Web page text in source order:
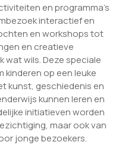
en programma’s
interactief en
en workshops tot
en creatieve
wat wils. Deze speciale
op een leuke
kunst, geschiedenis en
kunnen leren en
initiatieven worden
maar ook van
jonge bezoekers.